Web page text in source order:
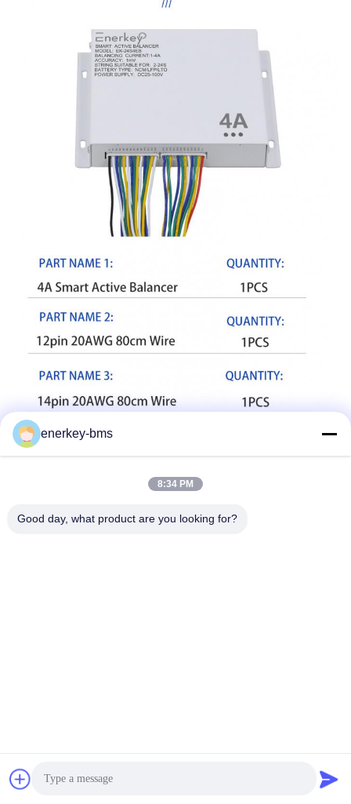
Manuale di utilizzo
Quando viene utilizzato per batterie con meno di 24
enerkey-bms
8:34 PM
Good day, what product are you looking for?